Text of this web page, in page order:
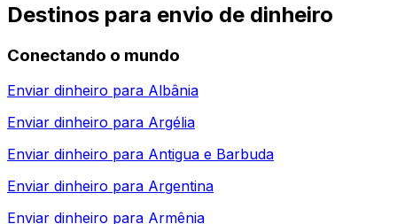
Destinos para envio de dinheiro
Conectando o mundo
Enviar dinheiro para Albânia
Enviar dinheiro para Argélia
Enviar dinheiro para Antigua e Barbuda
Enviar dinheiro para Argentina
Enviar dinheiro para Armênia